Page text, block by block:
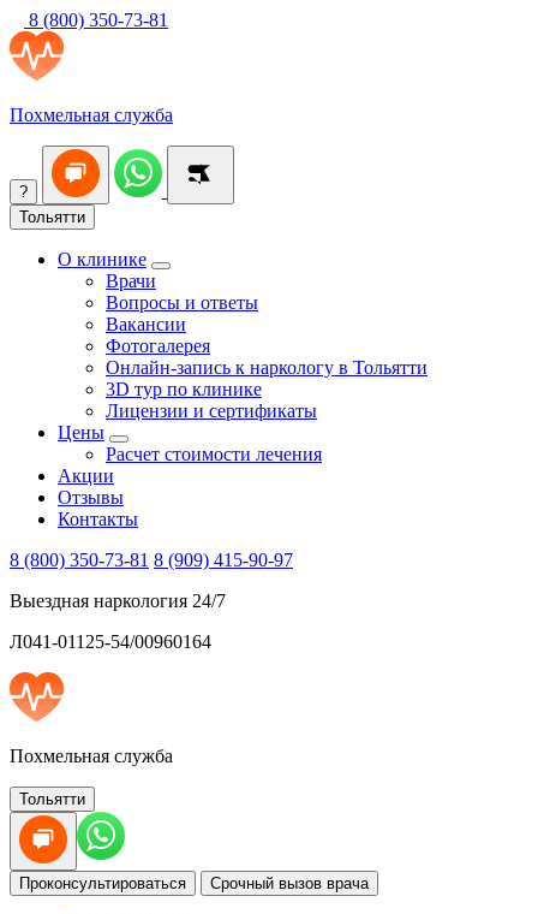
8 (800) 350-73-81
Похмельная служба
?
Тольятти
О клинике
Врачи
Вопросы и ответы
Вакансии
Фотогалерея
Онлайн-запись к наркологу в Тольятти
3D тур по клинике
Лицензии и сертификаты
Цены
Расчет стоимости лечения
Акции
Отзывы
Контакты
8 (800) 350-73-81 8 (909) 415-90-97
Выездная наркология 24/7
Л041-01125-54/00960164
Похмельная служба
Тольятти
Проконсультироваться Срочный вызов врача